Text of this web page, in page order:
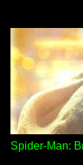
Spider-Man: